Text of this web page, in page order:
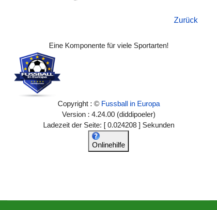
Zurück
Eine Komponente für viele Sportarten!
Copyright : © Fussball in Europa
Version : 4.24.00 (diddipoeler)
Ladezeit der Seite: [ 0.024208 ] Sekunden
Onlinehilfe